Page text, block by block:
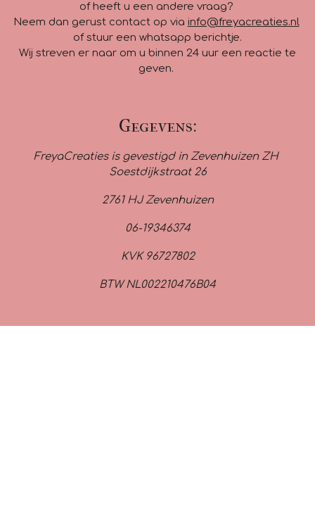
of heeft u een andere vraag?
Neem dan gerust contact op via info@freyacreaties.nl
of stuur een whatsapp berichtje.
Wij streven er naar om u binnen 24 uur een reactie te
geven.
Gegevens:
FreyaCreaties is gevestigd in Zevenhuizen ZH
Soestdijkstraat 26
2761 HJ Zevenhuizen
06-19346374
KVK 96727802
BTW NL002210476B04